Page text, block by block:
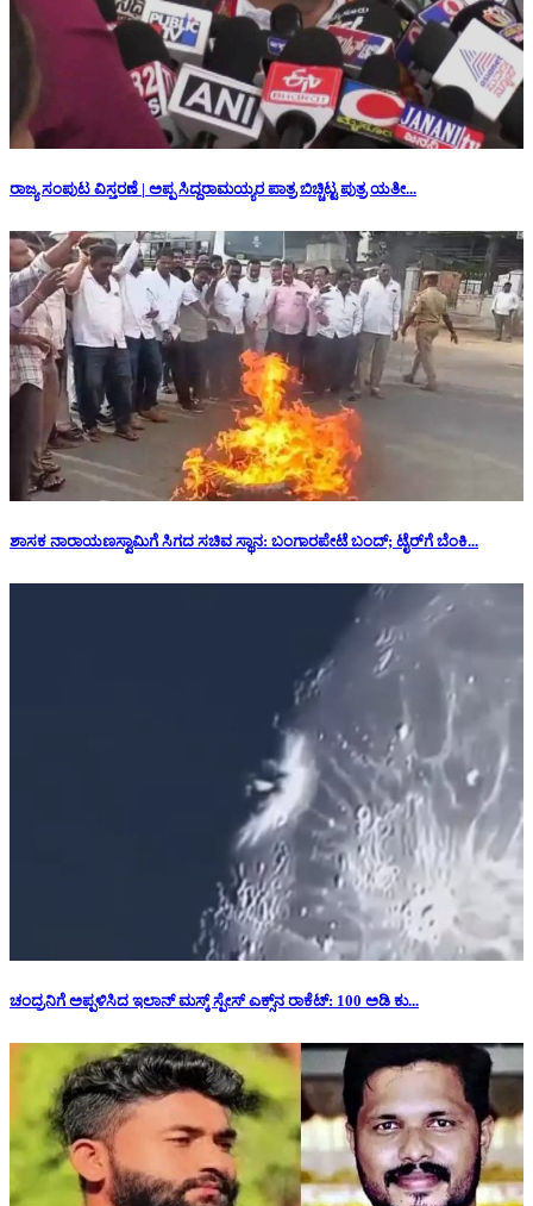
ರಾಜ್ಯ ಸಂಪುಟ ವಿಸ್ತರಣೆ | ಅಪ್ಪ ಸಿದ್ದರಾಮಯ್ಯರ ಪಾತ್ರ ಬಿಚ್ಚಿಟ್ಟ ಪುತ್ರ ಯತೀ...
ಶಾಸಕ ನಾರಾಯಣಸ್ವಾಮಿಗೆ ಸಿಗದ ಸಚಿವ ಸ್ಥಾನ: ‌ಬಂಗಾರಪೇಟೆ ಬಂದ್; ಟೈರ್‌ಗೆ ಬೆಂಕಿ...
ಚಂದ್ರನಿಗೆ ಅಪ್ಪಳಿಸಿದ ಇಲಾನ್ ಮಸ್ಕ್ ಸ್ಪೇಸ್‌ ಎಕ್ಸ್‌ನ ರಾಕೆಟ್‌: 100 ಅಡಿ ಕು...